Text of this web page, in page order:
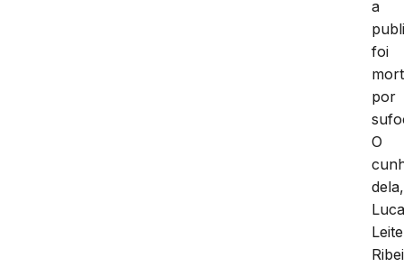
a
foi
por
O
dela,
Leite